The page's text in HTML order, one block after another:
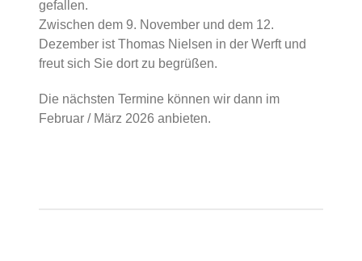
gefallen.
Zwischen dem 9. November und dem 12.
Dezember ist Thomas Nielsen in der Werft und
freut sich Sie dort zu begrüßen.
Die nächsten Termine können wir dann im
Februar / März 2026 anbieten.